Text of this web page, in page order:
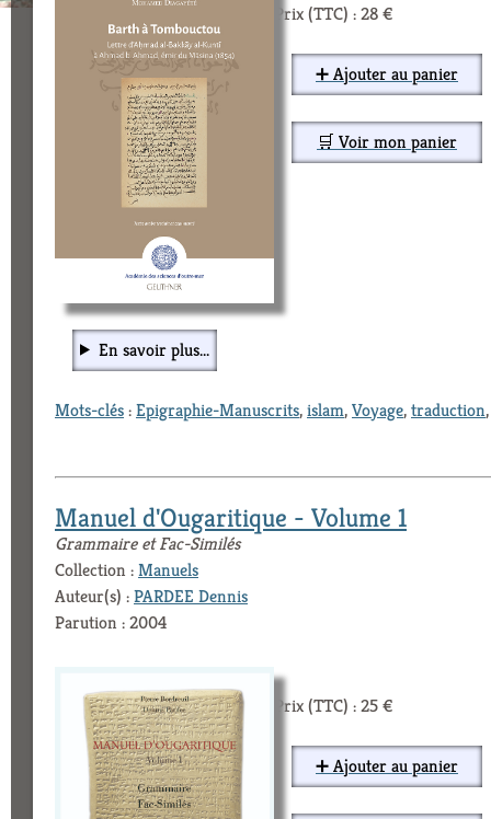
Prix (TTC) : 28 €
➕ Ajouter au panier
🛒 Voir mon panier
En savoir plus...
Mots-clés:Epigraphie-Manuscrits,islam,Voyage,traduction
Manuel d'Ougaritique - Volume 1
Grammaire et Fac-Similés
Collection :Manuels
Auteur(s) :PARDEE Dennis
Parution : 2004
Prix (TTC) : 25 €
➕ Ajouter au panier